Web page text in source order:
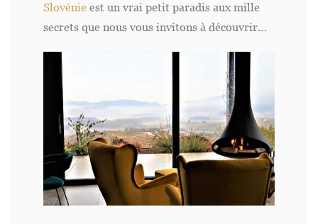
Slovénie est un vrai petit paradis aux mille
secrets que nous vous invitons à découvrir…